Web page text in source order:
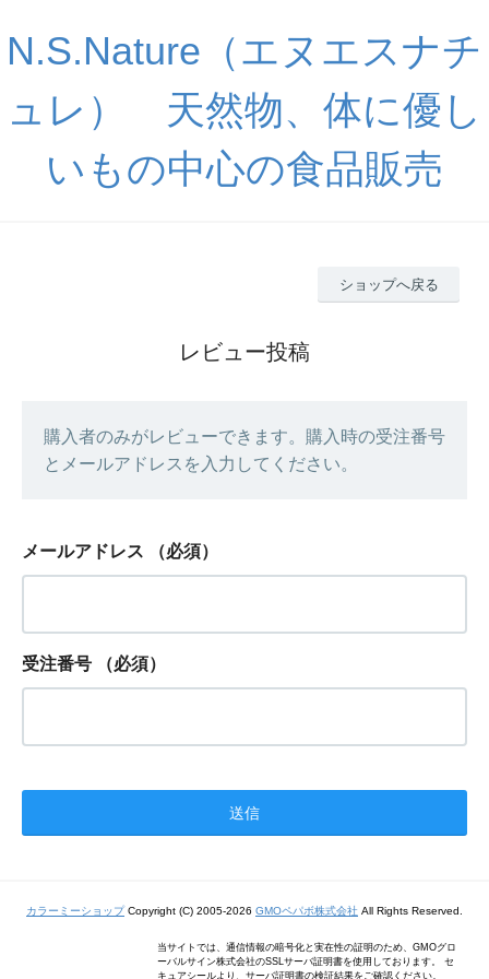
N.S.Nature（エヌエスナチ
ュレ） 天然物、体に優し
いもの中心の食品販売
ショップへ戻る
レビュー投稿
購入者のみがレビューできます。購入時の受注番号
とメールアドレスを入力してください。
メールアドレス （必須）
受注番号 （必須）
カラーミーショップCopyright (C) 2005-2026 GMOペパボ株式会社 All Rights Reserved.
当サイトでは、通信情報の暗号化と実在性の証明のため、GMOグロ
ーバルサイン株式会社のSSLサーバ証明書を使用しております。 セ
キュアシールより、サーバ証明書の検証結果をご確認ください。